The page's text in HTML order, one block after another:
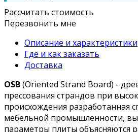
Рассчитать стоимость
Перезвонить мне
Описание и характеристики
Где и как заказать
Доставка
OSB(Oriented Strand Board) -
прессования страндов при
происхождения разработанная
мебельной промышленности,
параметры плиты объясняются